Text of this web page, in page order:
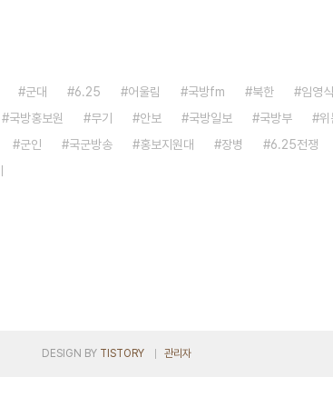
군대 6.25 어울림 국방fm 북한
임영
국방홍보원 무기 안보 국방일보 국방부
위
군인 국군방송 홍보지원대 장병 6.25전쟁
DESIGN BY TISTORY 관리자